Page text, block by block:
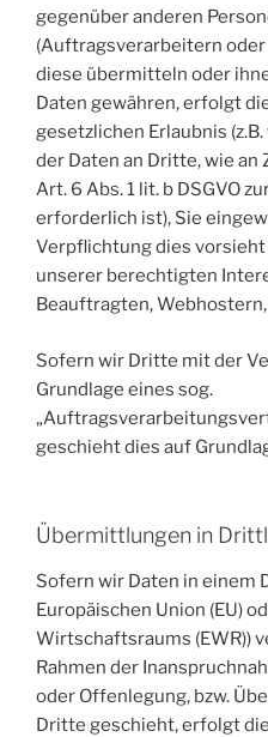
gegenüber anderen
(Auftragsverarbeitern
diese übermitteln oder
Daten gewähren, erfolgt
gesetzlichen Erlaubnis
der Daten an Dritte, wie
Art. 6 Abs. 1 lit. b DSGVO
erforderlich ist), Sie
Verpflichtung dies vorsieht
unserer berechtigten
Beauftragten, Webhostern,
Sofern wir Dritte mit der
Grundlage eines sog.
geschieht dies auf
Übermittlungen in
Sofern wir Daten in einem
Europäischen Union (EU)
Wirtschaftsraums (EWR))
Rahmen der
oder Offenlegung, bzw.
Dritte geschieht, erfolgt